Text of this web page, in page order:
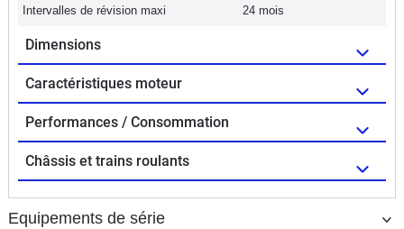
Intervalles de révision maxi 24 mois
Dimensions
Caractéristiques moteur
Performances / Consommation
Châssis et trains roulants
Equipements de série